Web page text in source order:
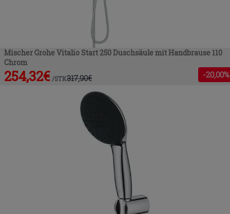
Mischer Grohe Vitalio Start 250 Duschsäule mit Handbrause 110
Chrom
254,32€ /STK317,90€ -20,00%